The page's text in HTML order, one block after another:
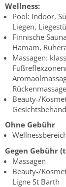
Wellness:
Pool: Indoor,
Liegen,
Finnische
Hamam,
Massagen:
Rückenmassage
Beauty-/
Ohne Gebühr
Gegen Gebühr
Massagen
Beauty-/
Ligne St Barth